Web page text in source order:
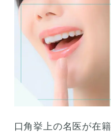
口角挙上の名医が在